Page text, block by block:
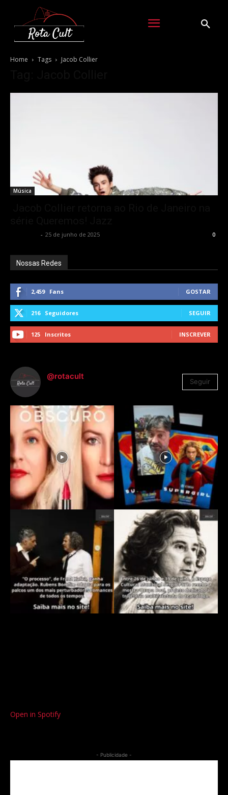
Home Tags Jacob Collier
Música
- 25 de junho de 2025 0
Nossas Redes
2,459 Fans GOSTAR
216 Seguidores SEGUIR
125 Inscritos INSCREVER
@rotacult
Seguir
Open in Spotify
- Publicidade -